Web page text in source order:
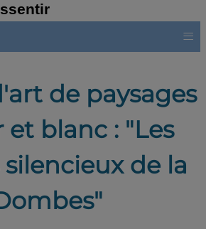
≡
de paysages
et blanc : "Les
de la